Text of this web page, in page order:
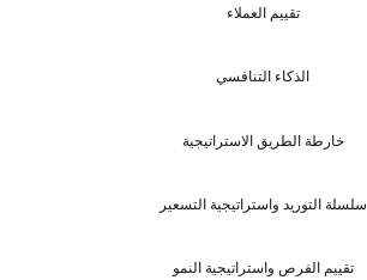
تقييم العملاء
الذكاء التنافسي
خارطة الطريق الاستراتيجية
سلسلة التوريد واستراتيجية التسعير
تقييم الفرص واستراتيجية النمو